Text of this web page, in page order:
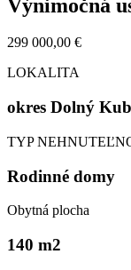
Výnimočná
299 000,00 €
LOKALITA
okres Dolný
TYP
Rodinné domy
Obytná plocha
140 m2